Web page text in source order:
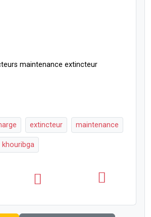
maintenance extincteur
extincteur maintenance
khouribga